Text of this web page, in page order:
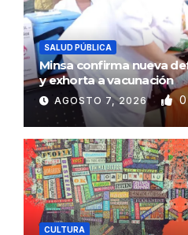
SALUD PÚBLICA
Minsa confirma nueva
y exhorta a vacunación
AGOSTO 7, 2026 0
CULTURA